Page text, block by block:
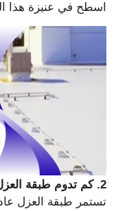
اسطح في عنيزة هذا
2. كم تدوم طبقة العزل على السطح؟